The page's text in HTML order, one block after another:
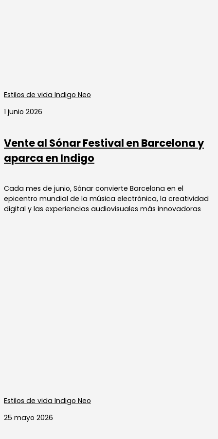
Estilos de vida Indigo Neo
1 junio 2026
Vente al Sónar Festival en Barcelona y
aparca en Indigo
Cada mes de junio, Sónar convierte Barcelona en el
epicentro mundial de la música electrónica, la creatividad
digital y las experiencias audiovisuales más innovadoras
Estilos de vida Indigo Neo
25 mayo 2026